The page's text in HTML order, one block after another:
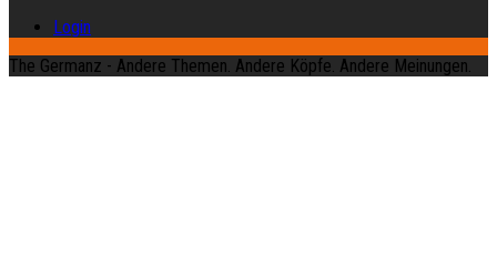
Login
The Germanz - Andere Themen. Andere Köpfe. Andere Meinungen.